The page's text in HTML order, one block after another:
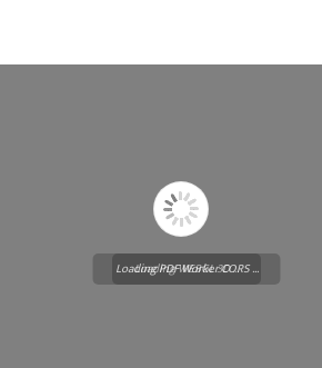
Loading WEBGL 3D ...
Loading PDF Worker CORS ...